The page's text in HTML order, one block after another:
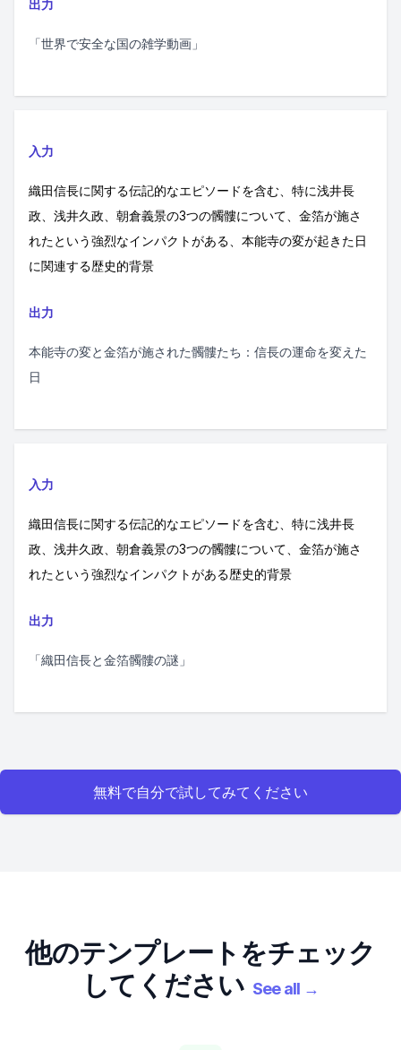
出力
「世界で安全な国の雑学動画」
入力
織田信長に関する伝記的なエピソードを含む、特に浅井長
政、浅井久政、朝倉義景の3つの髑髏について、金箔が施さ
れたという強烈なインパクトがある、本能寺の変が起きた日
に関連する歴史的背景
出力
本能寺の変と金箔が施された髑髏たち：信長の運命を変えた
日
入力
織田信長に関する伝記的なエピソードを含む、特に浅井長
政、浅井久政、朝倉義景の3つの髑髏について、金箔が施さ
れたという強烈なインパクトがある歴史的背景
出力
「織田信長と金箔髑髏の謎」
無料で自分で試してみてください
他のテンプレートをチェック
してください See all →